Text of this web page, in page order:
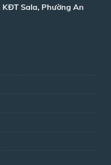
Sala, Phường An